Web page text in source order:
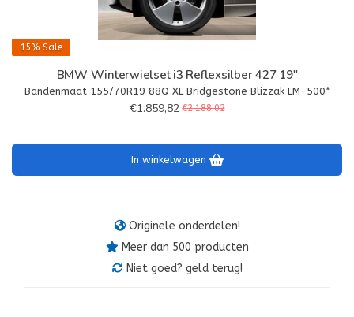
15% Sale
BMW Winterwielset i3 Reflexsilber 427 19"
Bandenmaat 155/70R19 88Q XL Bridgestone Blizzak LM-500*
€1.859,82 €2.188,02
In winkelwagen
Originele onderdelen!
Meer dan 500 producten
Niet goed? geld terug!